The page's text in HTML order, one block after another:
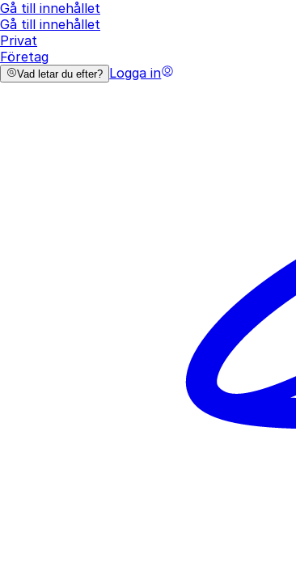
Gå till innehållet
Gå till innehållet
Privat
Företag
Vad letar du efter? Logga in